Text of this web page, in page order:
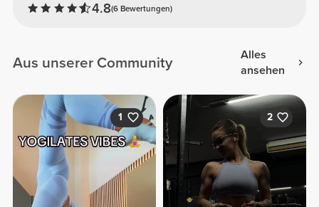
4.8(6 Bewertungen)
Aus unserer Community
Alles
ansehen
1 2